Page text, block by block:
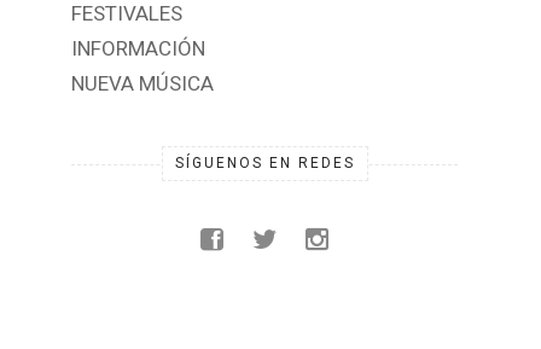
FESTIVALES
INFORMACIÓN
NUEVA MÚSICA
SÍGUENOS EN REDES